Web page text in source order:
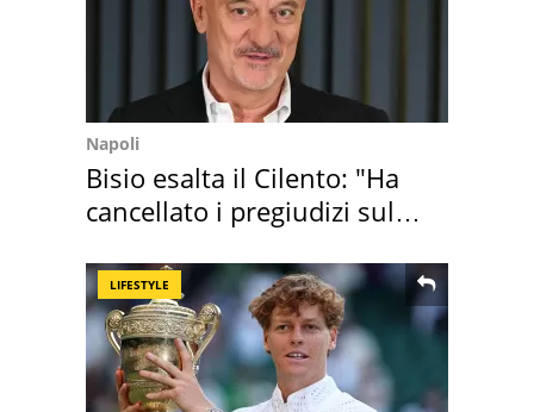
Napoli
Bisio esalta il Cilento: "Ha
cancellato i pregiudizi sul
LIFESTYLE